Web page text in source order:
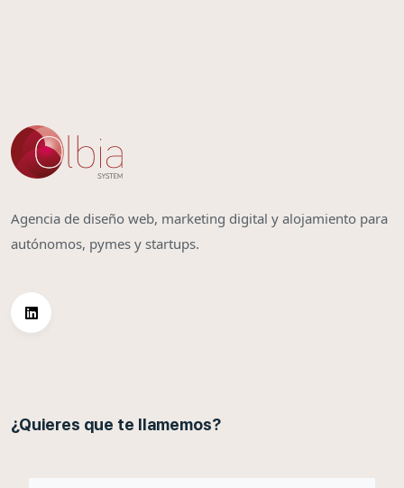
Agencia de diseño web, marketing digital y alojamiento para
autónomos, pymes y startups.
¿Quieres que te llamemos?